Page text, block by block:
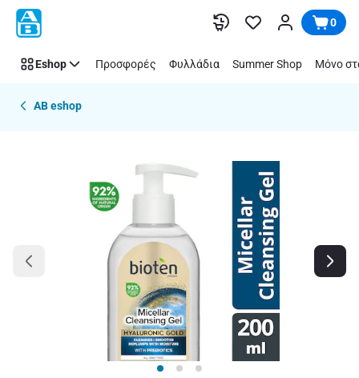
Παράλειψη 0
Eshop Προσφορές Φυλλάδια Summer Shop Μόνο
AB eshop